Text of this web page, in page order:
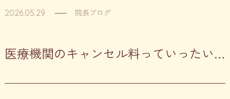
2026.05.29 院長ブログ
医療機関のキャンセル料っていったい…